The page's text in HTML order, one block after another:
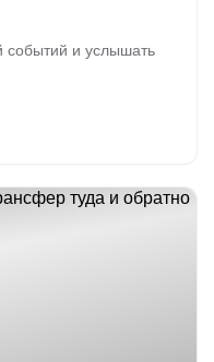
событий и услышать